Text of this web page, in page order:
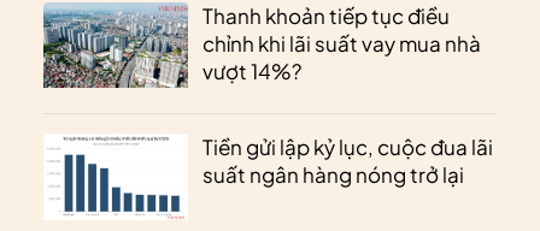
Thanh khoản tiếp tục điều
chỉnh khi lãi suất vay mua nhà
vượt 14%?
Tiền gửi lập kỷ lục, cuộc đua lãi
suất ngân hàng nóng trở lại